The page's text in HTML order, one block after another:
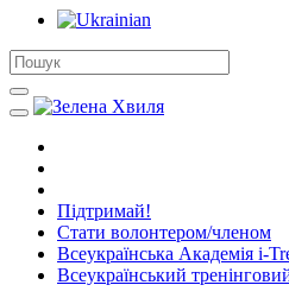
Підтримай!
Стати волонтером/членом
Всеукраїнська Академія i-
Всеукраїнський